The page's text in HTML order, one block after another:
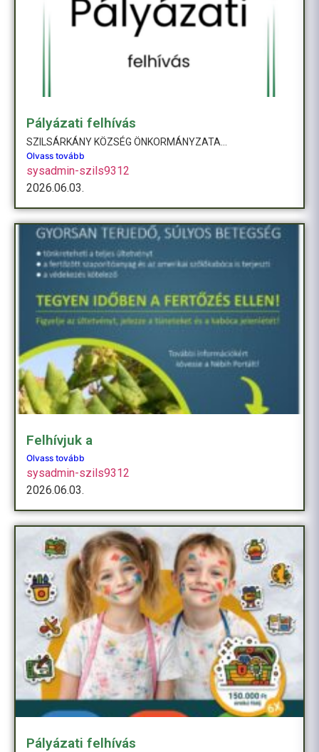
Pályázati felhívás
SZILSÁRKÁNY KÖZSÉG ÖNKORMÁNYZATA...
Olvass tovább
sysadmin-szils9312
2026.06.03.
Felhívjuk a
Olvass tovább
sysadmin-szils9312
2026.06.03.
Pályázati felhívás